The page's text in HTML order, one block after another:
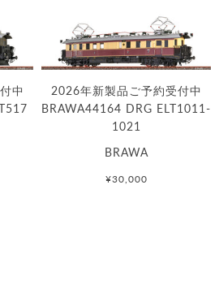
中
2026年新製品ご予約受付中
BRAWA44164 DRG ELT1011-
1021
BRAWA
¥30,000